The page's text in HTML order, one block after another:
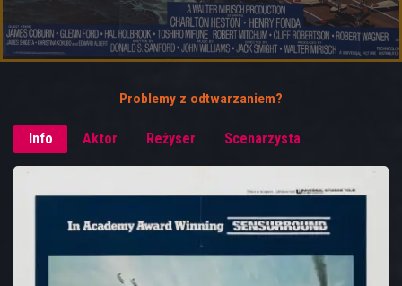
Problemy z odtwarzaniem?
Info Aktor Reżyser Scenarzysta